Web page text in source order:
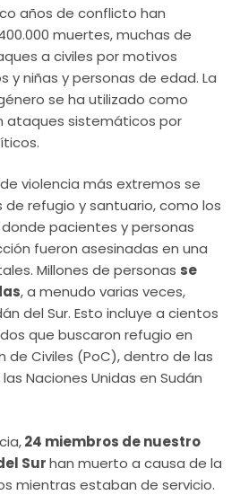
años de conflicto han
muertes, muchas de
a civiles por motivos
y niñas y personas de edad. La
se ha utilizado como
ataques sistemáticos por
violencia más extremos se
de refugio y santuario, como los
pacientes y personas
fueron asesinadas en una
Millones de personas se
, a menudo varias veces,
del Sur. Esto incluye a cientos
que buscaron refugio en
de Civiles (PoC), dentro de las
Naciones Unidas en Sudán
24 miembros de nuestro
Surhan muerto a causa de la
mientras estaban de servicio.